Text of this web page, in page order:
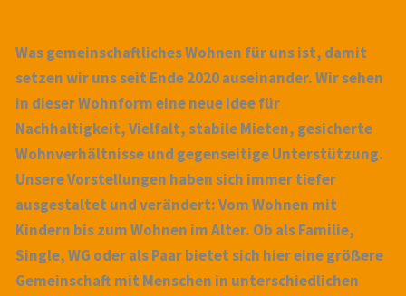
Was gemeinschaftliches Wohnen für uns ist, damit
setzen wir uns seit Ende 2020 auseinander. Wir sehen
in dieser Wohnform eine neue Idee für
Nachhaltigkeit, Vielfalt, stabile Mieten, gesicherte
Wohnverhältnisse und gegenseitige Unterstützung.
Unsere Vorstellungen haben sich immer tiefer
ausgestaltet und verändert: Vom Wohnen mit
Kindern bis zum Wohnen im Alter. Ob als Familie,
Single, WG oder als Paar bietet sich hier eine größere
Gemeinschaft mit Menschen in unterschiedlichen